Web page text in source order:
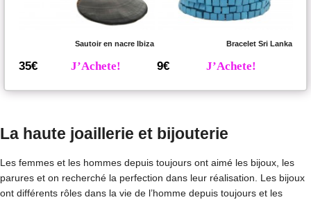
Sautoir en nacre Ibiza
35€ J’Achete!
Bracelet Sri Lanka
9€ J’Achete!
La haute joaillerie et bijouterie
Les femmes et les hommes depuis toujours ont aimé les bijoux, les
parures et on recherché la perfection dans leur réalisation. Les bijoux
ont différents rôles dans la vie de l’homme depuis toujours et les